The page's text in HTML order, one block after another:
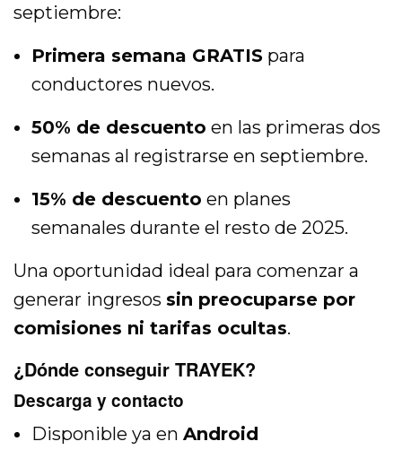
septiembre:
Primera semana GRATIS para
conductores nuevos.
50% de descuento en las primeras dos
semanas al registrarse en septiembre.
15% de descuento en planes
semanales durante el resto de 2025.
Una oportunidad ideal para comenzar a
generar ingresos sin preocuparse por
comisiones ni tarifas ocultas.
¿Dónde conseguir TRAYEK?
Descarga y contacto
Disponible ya enAndroid